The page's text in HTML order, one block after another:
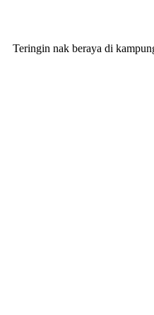
Teringin nak beraya di